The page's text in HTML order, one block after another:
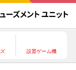
設置ゲーム機